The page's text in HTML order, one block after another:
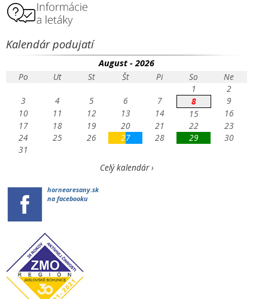
Kalendár podujatí
August - 2026
Po
Ut St Št Pi So
Ne
1
2
3
4 5 6 7 8
9
10
11 12 13 14 15
16
17
18 19 20 21 22
23
24
25 26 27 28 29
30
31
Celý kalendár ›
horneoresany.sk
na facebooku